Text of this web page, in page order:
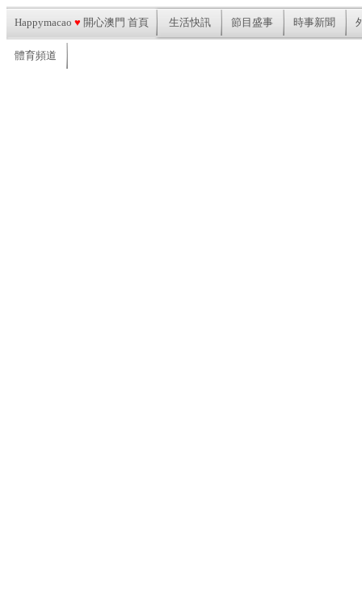
Happymacao ♥ 開心澳門 首頁 生活快訊 節目盛事 時事新聞
體育頻道